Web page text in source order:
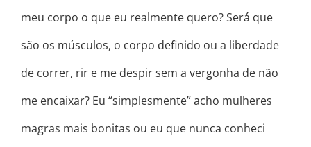
meu corpo o que eu realmente quero? Será que
são os músculos, o corpo definido ou a liberdade
de correr, rir e me despir sem a vergonha de não
me encaixar? Eu “simplesmente” acho mulheres
magras mais bonitas ou eu que nunca conheci